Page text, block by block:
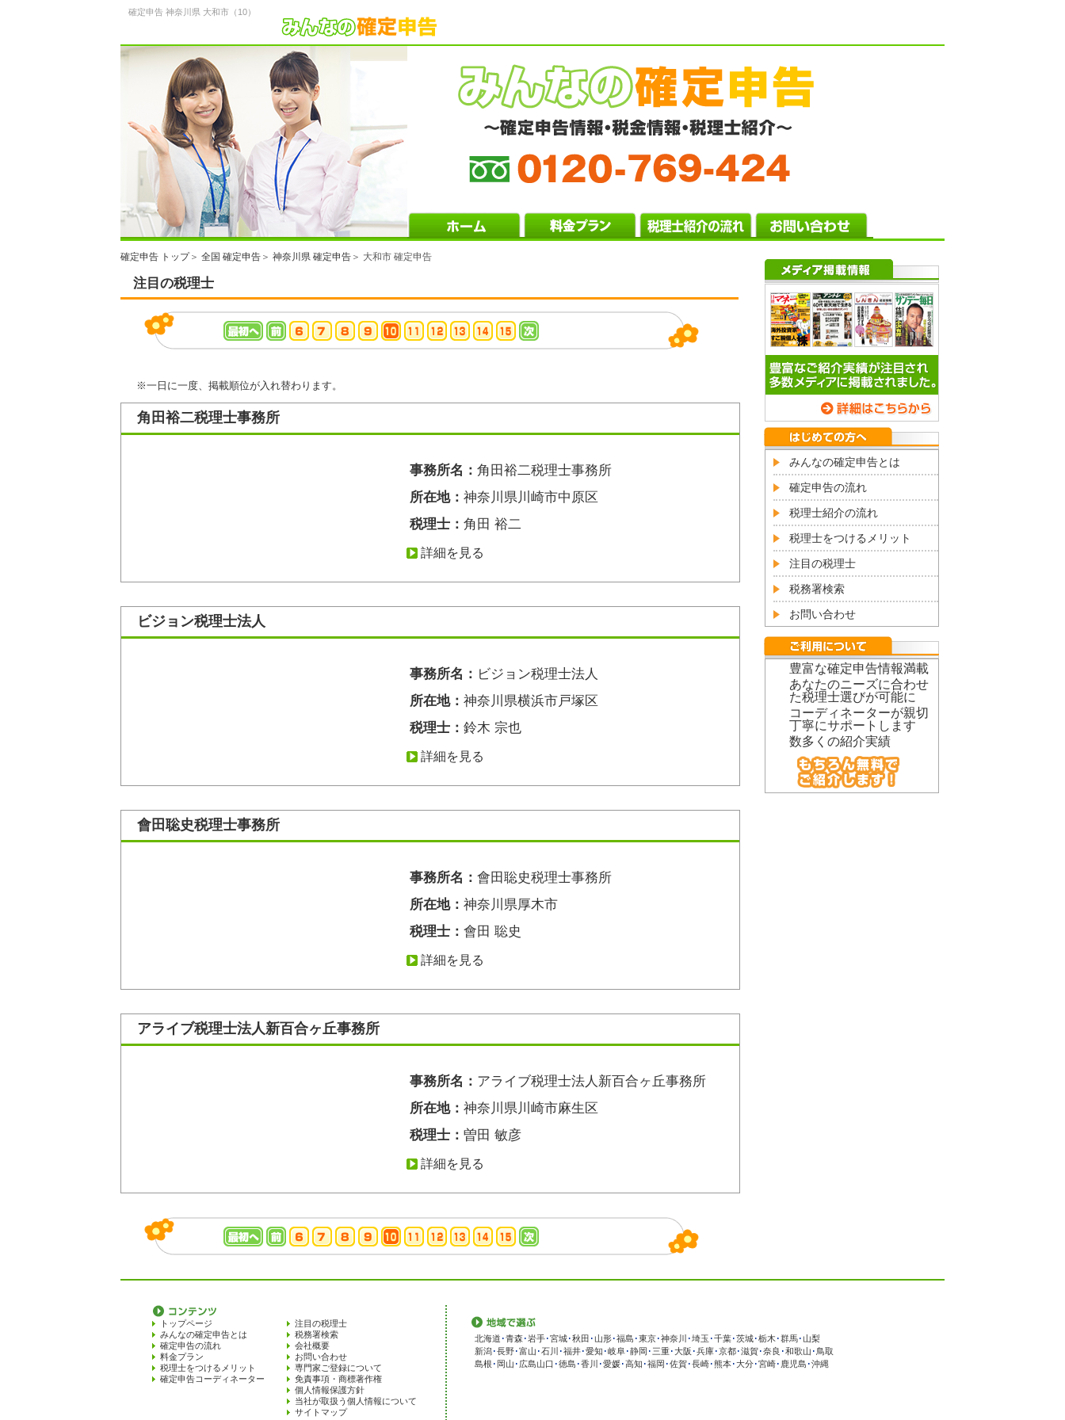
確定申告 神奈川県 大和市（10）
確定申告 トップ＞ 全国 確定申告 ＞ 神奈川県 確定申告 ＞ 大和市 確定申告
注目の税理士
※一日に一度、掲載順位が入れ替わります。
角田裕二税理士事務所
事務所名： 角田裕二税理士事務所
所在地： 神奈川県川崎市中原区
税理士： 角田 裕二
詳細を見る
ビジョン税理士法人
事務所名： ビジョン税理士法人
所在地： 神奈川県横浜市戸塚区
税理士： 鈴木 宗也
詳細を見る
會田聡史税理士事務所
事務所名： 會田聡史税理士事務所
所在地： 神奈川県厚木市
税理士： 會田 聡史
詳細を見る
アライブ税理士法人新百合ヶ丘事務所
事務所名： アライブ税理士法人新百合ヶ丘事務所
所在地： 神奈川県川崎市麻生区
税理士： 曽田 敏彦
詳細を見る
みんなの確定申告とは
確定申告の流れ
税理士紹介の流れ
税理士をつけるメリット
注目の税理士
税務署検索
お問い合わせ
豊富な確定申告情報満載
あなたのニーズに合わせ
た税理士選びが可能に
コーディネーターが親切
丁寧にサポートします
数多くの紹介実績
トップページ
みんなの確定申告とは
確定申告の流れ
料金プラン
税理士をつけるメリット
確定申告コーディネーター
注目の税理士
税務署検索
会社概要
お問い合わせ
専門家ご登録について
免責事項・商標著作権
個人情報保護方針
当社が取扱う個人情報について
サイトマップ
北海道 ･青森･岩手･宮城･秋田 ･ 山形･福島 ･東京･神奈川 ･埼玉 ･千葉･茨城･栃木 ･群馬･ 山梨
新潟･長野･富山 ･石川 ･福井･愛知 ･岐阜･静岡 ･ 三重･大阪 ･兵庫･京都･滋賀･奈良 ･和歌山 ･ 鳥取
島根 ･ 岡山 ･ 広島山口 ･徳島 ･香川 ･愛媛･高知 ･福岡 ･佐賀･長崎･熊本･大分･宮崎･ 鹿児島 ･沖縄